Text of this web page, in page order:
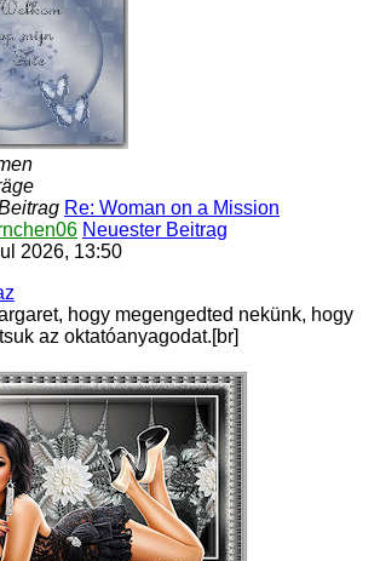
Re: Woman on a Mission
Neuester Beitrag
2026, 13:50
hogy megengedted nekünk, hogy
az oktatóanyagodat.[br]